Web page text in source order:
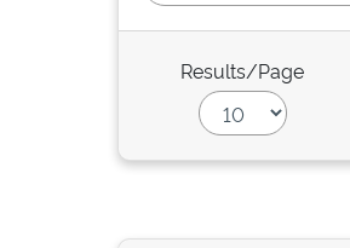
Results/Page